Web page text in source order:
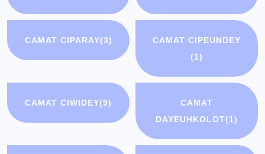
CAMAT CIPARAY(3)
CAMAT CIPEUNDEY
(1)
CAMAT CIWIDEY(9)
CAMAT
DAYEUHKOLOT(1)